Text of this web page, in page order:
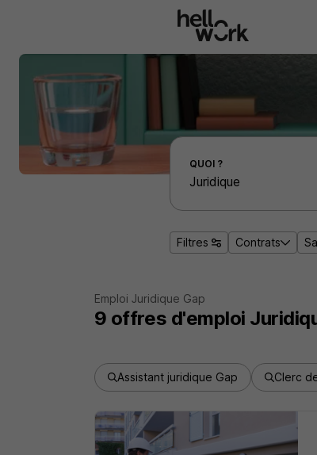
Effectuer une recherche d'emploi par localité
QUOI ?
Filtres Contrats
Emploi Juridique Gap
9 offres d'emploi
Assistant juridique Gap Clerc